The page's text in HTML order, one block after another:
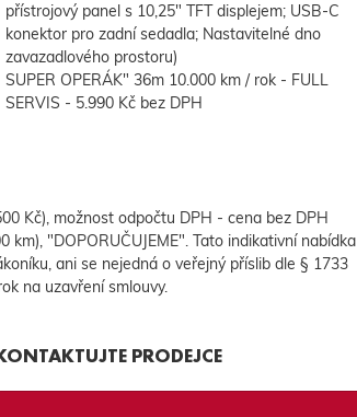
přístrojový panel s 10,25" TFT displejem; USB-C
zavazadlového prostoru)
SUPER OPERÁK" 36m 10.000 km / rok - FULL
SERVIS - 5.990 Kč bez DPH
Kč), možnost odpočtu DPH - cena bez DPH
km), "DOPORUČUJEME". Tato indikativní nabídka
ani se nejedná o veřejný příslib dle § 1733
na uzavření smlouvy.
PRODEJCE